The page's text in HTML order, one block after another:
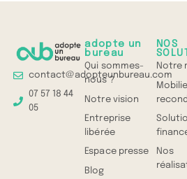
contact@adopteunbureau.com
07 57 18 44
05
adopte un
bureau
Qui sommes-
nous ?
Notre vision
Entreprise
libérée
Espace presse
Blog
NOS
Notre
Nos